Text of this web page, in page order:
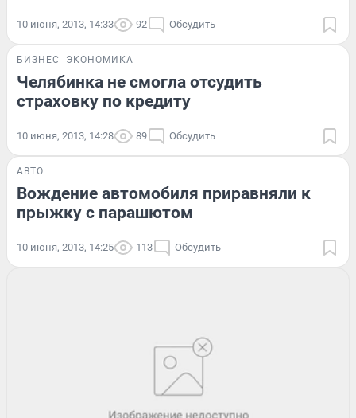
10 июня, 2013, 14:33 92 Обсудить
БИЗНЕС ЭКОНОМИКА
Челябинка не смогла отсудить
страховку по кредиту
10 июня, 2013, 14:28 89 Обсудить
АВТО
Вождение автомобиля приравняли к
прыжку с парашютом
10 июня, 2013, 14:25 113 Обсудить